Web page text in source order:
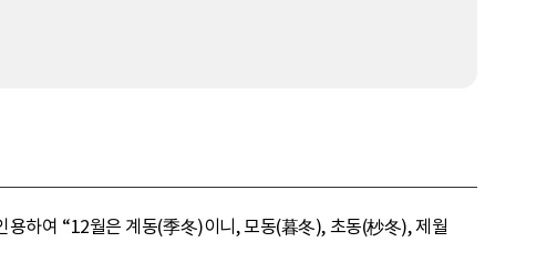
하여 “12월은 계동(季冬)이니, 모동(暮冬), 초동(杪冬), 제월